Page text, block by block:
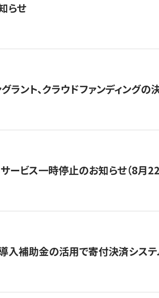
らせ
ラント、クラウドファンディング
ービス一時停止のお知らせ（8月
入補助金の活用で寄付決済シス